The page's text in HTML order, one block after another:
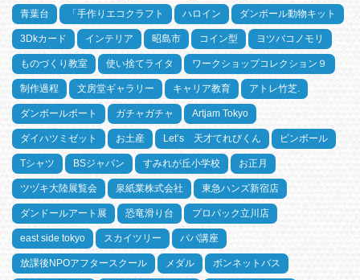
青葉台 「手作りエコクラフト ハロイン ダンボール動物キット
3Dkカード インテリア 昭島市 コイン型 ヨツバコノモリ
ものづくり教室 使い捨てライタ ワークショップコレクション９
制作過程 文房堂ギャラリー キャリア教育 アトレ竹芝.
ダンボールボート ガチャガチャ Artjam Tokyo
ダイハツミゼット お土産 Let’s 天才てれびくん ピンボール
Tシャツ BSジャパン すみれが丘小学校 お正月
ツヅキ大陸展覧会 泉紙業株式会社 東急ハンズ新宿店
ダンドールアート展 恐竜滑り台 プロパック立川店
east side tokyo スカイツリー パパ講座
放課後NPOアフタースクール メダル ボンネットバス